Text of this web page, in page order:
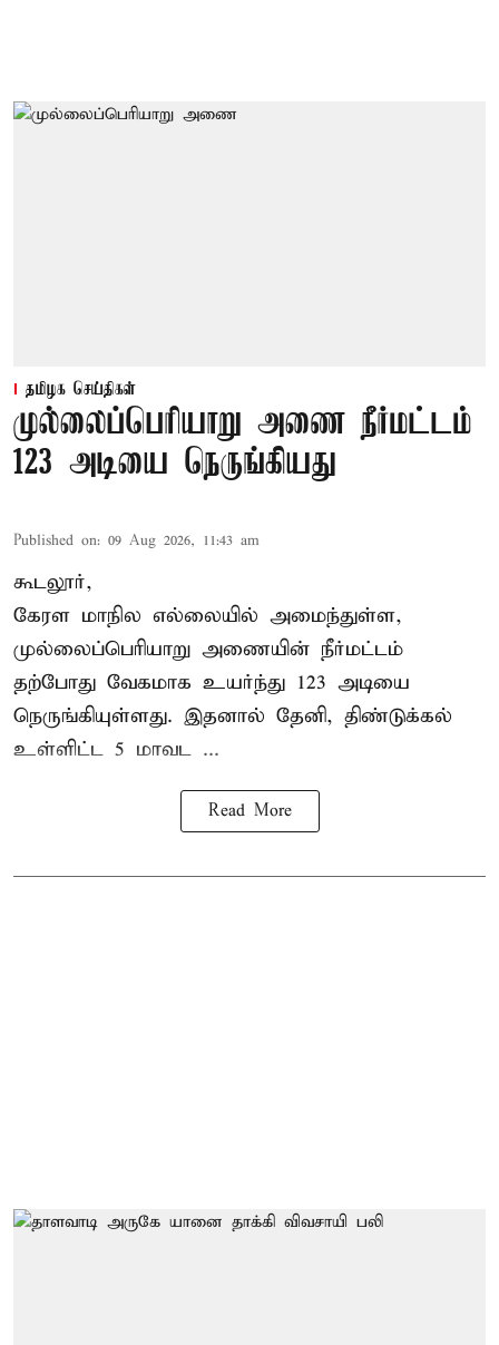
தமிழக செய்திகள்
முல்லைப்பெரியாறு அணை நீர்மட்டம்
123 அடியை நெருங்கியது
Published on: 09 Aug 2026, 11:43 am
கூடலூர்,
கேரள மாநில எல்லையில் அமைந்துள்ள,
முல்லைப்பெரியாறு அணையின் நீர்மட்டம்
தற்போது வேகமாக உயர்ந்து 123 அடியை
நெருங்கியுள்ளது. இதனால் தேனி, திண்டுக்கல்
உள்ளிட்ட 5 மாவட ...
Read More